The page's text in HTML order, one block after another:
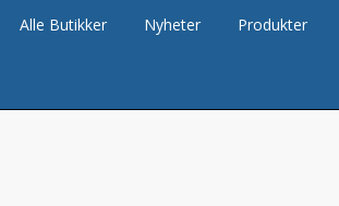
Alle Butikker Nyheter Produkter